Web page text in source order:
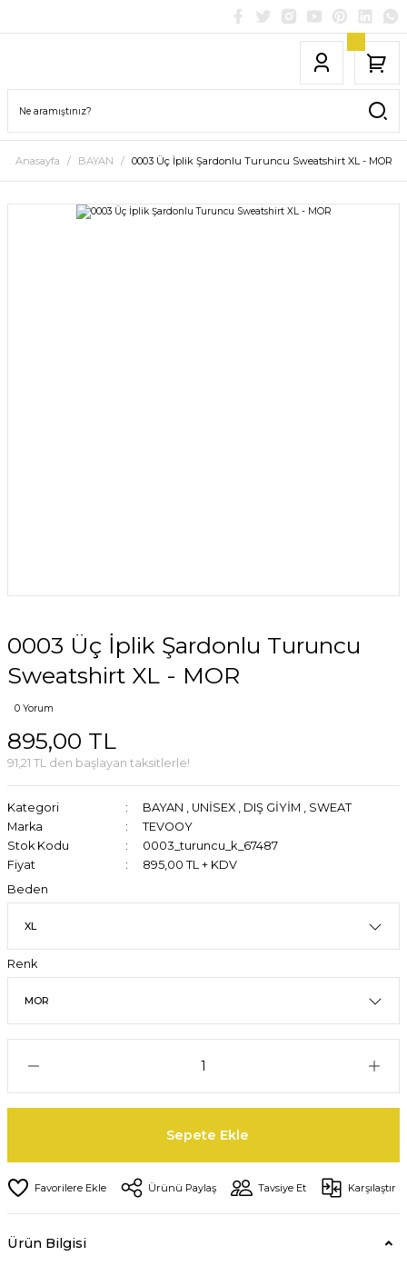
Anasayfa BAYAN 0003 Üç İplik Şardonlu Turuncu Sweatshirt XL - MOR
0003 Üç İplik Şardonlu Turuncu
Sweatshirt XL - MOR
0 Yorum
895,00 TL
91,21 TL den başlayan taksitlerle!
Kategori BAYAN , UNİSEX , DIŞ GİYİM , SWEAT
Marka
TEVOOY
Stok Kodu
0003_turuncu_k_67487
Fiyat
895,00 TL + KDV
Beden
Renk
Sepete Ekle
Ürünü Paylaş Tavsiye Et Karşılaştır
Ürün Bilgisi